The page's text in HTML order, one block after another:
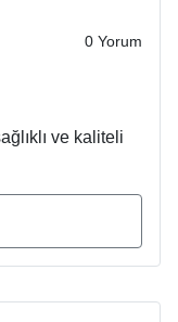
0 Yorum
ve kaliteli